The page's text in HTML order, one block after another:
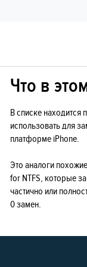
Что в
В списке
использовать для
платформе iPhone.
Это аналоги
for NTFS, которые
частично или
0 замен.